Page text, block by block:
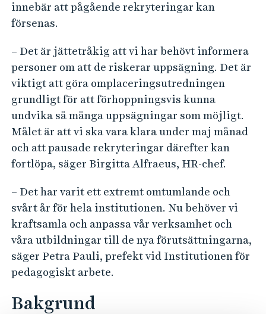
innebär att pågående rekryteringar kan
försenas.
– Det är jättetråkig att vi har behövt informera
personer om att de riskerar uppsägning. Det är
viktigt att göra omplaceringsutredningen
grundligt för att förhoppningsvis kunna
undvika så många uppsägningar som möjligt.
Målet är att vi ska vara klara under maj månad
och att pausade rekryteringar därefter kan
fortlöpa, säger Birgitta Alfraeus, HR-chef.
– Det har varit ett extremt omtumlande och
svårt år för hela institutionen. Nu behöver vi
kraftsamla och anpassa vår verksamhet och
våra utbildningar till de nya förutsättningarna,
säger Petra Pauli, prefekt vid Institutionen för
pedagogiskt arbete.
Bakgrund